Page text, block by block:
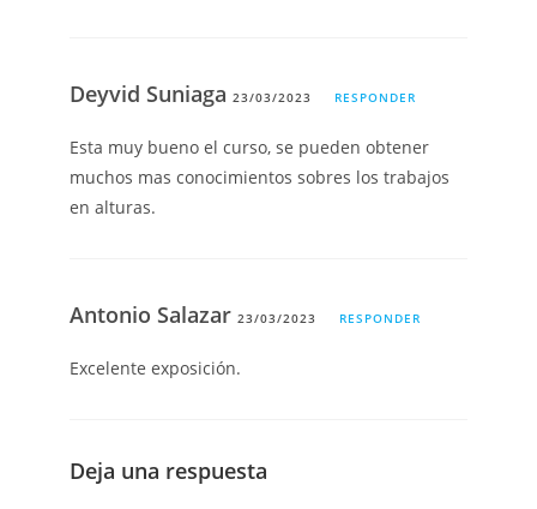
Deyvid Suniaga23/03/2023 RESPONDER
Esta muy bueno el curso, se pueden obtener
muchos mas conocimientos sobres los trabajos
en alturas.
Antonio Salazar23/03/2023 RESPONDER
Excelente exposición.
Deja una respuesta